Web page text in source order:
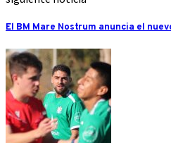
El BM Mare Nostrum anuncia el